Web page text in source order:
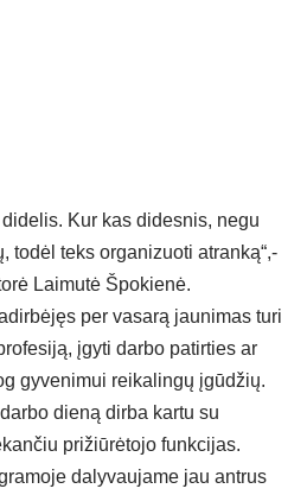
Kur kas didesnis, negu
todėl teks organizuoti atranką“,-
Laimutė Špokienė.
per vasarą jaunimas turi
įgyti darbo patirties ar
gyvenimui reikalingų įgūdžių.
dieną dirba kartu su
prižiūrėtojo funkcijas.
dalyvaujame jau antrus